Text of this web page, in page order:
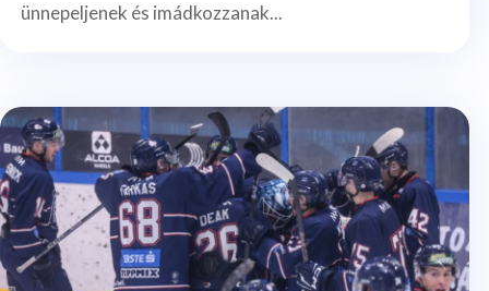
ünnepeljenek és imádkozzanak...